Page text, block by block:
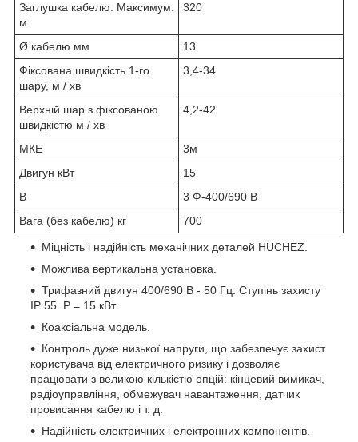
Заглушка кабелю. Максимум.
м
320
Ø кабелю мм
13
Фіксована швидкість 1-го
шару, м / хв
3,4-34
Верхній шар з фіксованою
швидкістю м / хв
4,2-42
МКЕ
3м
Двигун кВт
15
В
3 Ф-400/690 В
Вага (без кабелю) кг
700
Міцність і надійність механічних деталей HUCHEZ.
Можлива вертикальна установка.
Трифазний двигун 400/690 В - 50 Гц. Ступінь захисту
IP 55. P = 15 кВт.
Коаксіальна модель.
Контроль дуже низької напруги, що забезпечує захист
користувача від електричного ризику і дозволяє
працювати з великою кількістю опцій: кінцевий вимикач,
радіоуправління, обмежувач навантаження, датчик
провисання кабелю і т. д.
Надійність електричних і електронних компонентів.